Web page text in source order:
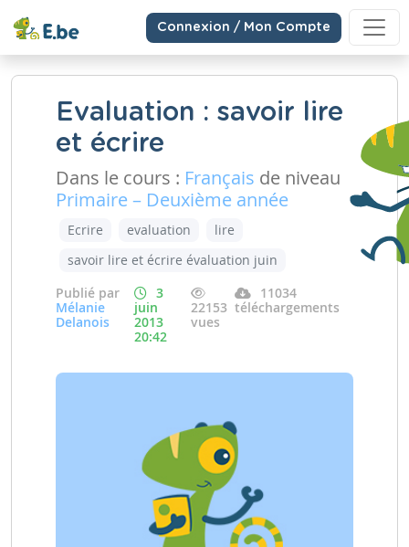
Connexion / Mon Compte
Evaluation : savoir lire
et écrire
Dans le cours : Français de niveau
Primaire – Deuxième année
Ecrire evaluation
lire
savoir lire et écrire évaluation juin
Publié par
Mélanie
Delanois
3
juin
2013
20:42
22153
vues
11034
téléchargements